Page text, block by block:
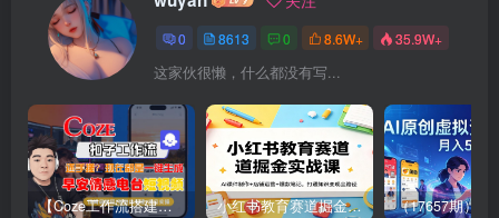
0 8613 0 8.6W+ 35.9W+
这家伙很懒，什么都没有写...
【Coze工作流搭建实操教程】【coze】早安情感电台日签视频还在手动做？用扣子工作流自动生成，省时90% 小红书教育赛道掘金实战课：AI课件制作+店铺运营+爆款笔记，打通知识变现全路径